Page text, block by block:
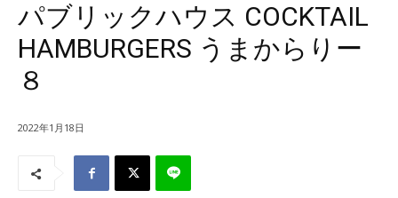
パブリックハウス COCKTAIL
HAMBURGERS うまからりー
８
2022年1月18日